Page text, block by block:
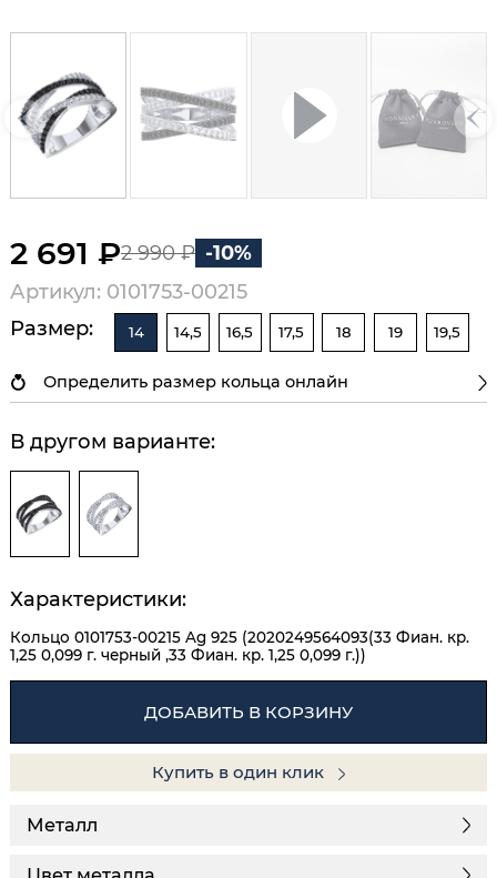
2 691 ₽2 990 ₽ -10%
Артикул: 0101753-00215
Размер:
14 14,5 16,5 17,5 18 19 19,5
Определить размер кольца онлайн
В другом варианте:
Характеристики:
Кольцо 0101753-00215 Ag 925 (2020249564093(33 Фиан. кр.
1,25 0,099 г. черный ,33 Фиан. кр. 1,25 0,099 г.))
ДОБАВИТЬ В КОРЗИНУ
Купить в один клик
Металл